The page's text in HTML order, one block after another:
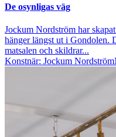
De osynligas väg
Jockum Nordström har
hänger längst ut i Gondolen.
matsalen och skildrar...
Konstnär: Jockum Nordström